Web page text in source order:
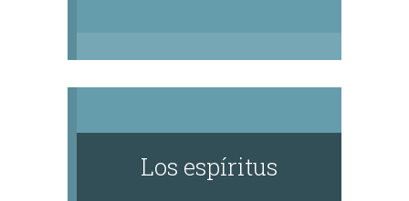
Los espíritus